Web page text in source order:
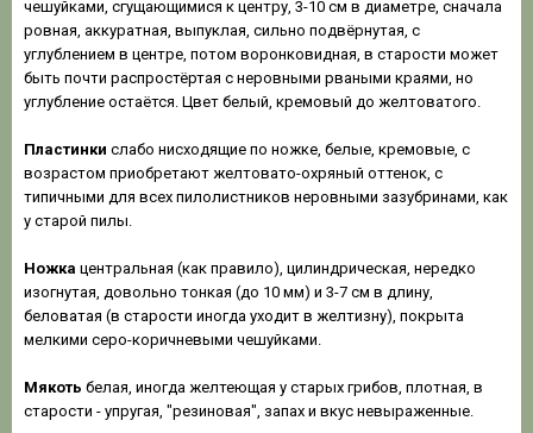
чешуйками, сгущающимися к центру, 3-10 см в диаметре, сначала
ровная, аккуратная, выпуклая, сильно подвёрнутая, с
углублением в центре, потом воронковидная, в старости может
быть почти распростёртая с неровными рваными краями, но
углубление остаётся. Цвет белый, кремовый до желтоватого.
Пластинки слабо нисходящие по ножке, белые, кремовые, с
возрастом приобретают желтовато-охряный оттенок, с
типичными для всех пилолистников неровными зазубринами, как
у старой пилы.
Ножка центральная (как правило), цилиндрическая, нередко
изогнутая, довольно тонкая (до 10 мм) и 3-7 см в длину,
беловатая (в старости иногда уходит в желтизну), покрыта
мелкими серо-коричневыми чешуйками.
Мякоть белая, иногда желтеющая у старых грибов, плотная, в
старости - упругая, "резиновая", запах и вкус невыраженные.